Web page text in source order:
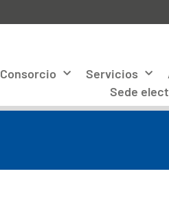
Consorcio Servicios
Sede